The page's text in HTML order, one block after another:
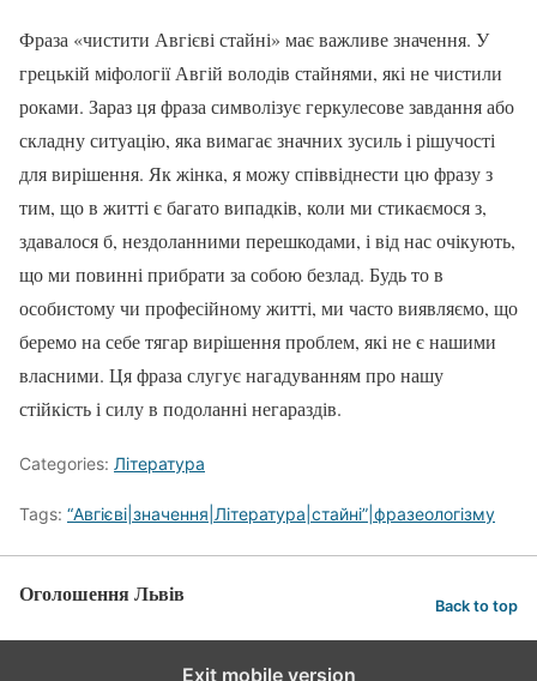
Фраза «чистити Авгієві стайні» має важливе значення. У
грецькій міфології Авгій володів стайнями, які не чистили
роками. Зараз ця фраза символізує геркулесове завдання або
складну ситуацію, яка вимагає значних зусиль і рішучості
для вирішення. Як жінка, я можу співвіднести цю фразу з
тим, що в житті є багато випадків, коли ми стикаємося з,
здавалося б, нездоланними перешкодами, і від нас очікують,
що ми повинні прибрати за собою безлад. Будь то в
особистому чи професійному житті, ми часто виявляємо, що
беремо на себе тягар вирішення проблем, які не є нашими
власними. Ця фраза слугує нагадуванням про нашу
стійкість і силу в подоланні негараздів.
Categories: Література
Tags: “Авгієві|значення|Література|стайні”|фразеологізму
Оголошення Львів Back to top
Exit mobile version